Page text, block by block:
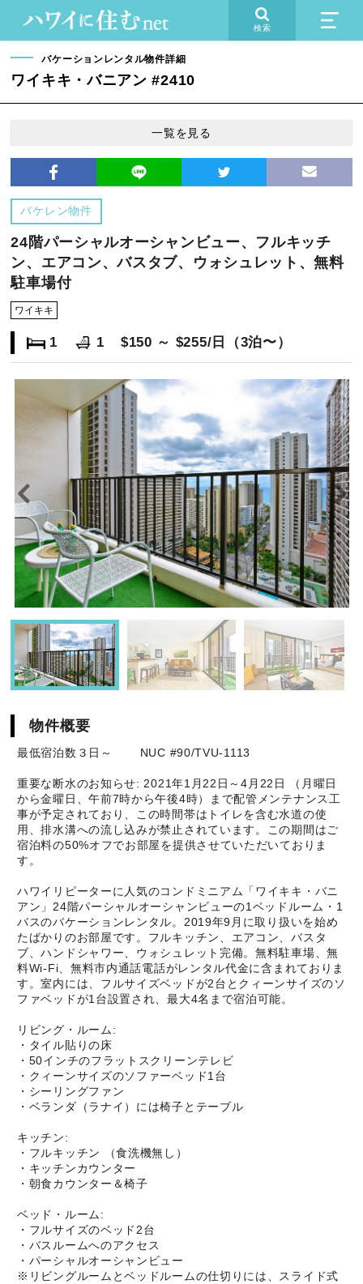
検索
バケーションレンタル物件詳細
ワイキキ・バニアン #2410
一覧を見る
バケレン物件
24階パーシャルオーシャンビュー、フルキッチ
ン、エアコン、バスタブ、ウォシュレット、無料
駐車場付
ワイキキ
1 1 $150 ～ $255/日（3泊〜）
物件概要
最低宿泊数３日～ NUC #90/TVU-1113
重要な断水のお知らせ: 2021年1月22日～4月22日 （月曜日
から金曜日、午前7時から午後4時）まで配管メンテナンス工
事が予定されており、この時間帯はトイレを含む水道の使
用、排水溝への流し込みが禁止されています。この期間はご
宿泊料の50%オフでお部屋を提供させていただいておりま
す。
ハワイリピーターに人気のコンドミニアム「ワイキキ・バニ
アン」24階パーシャルオーシャンビューの1ベッドルーム・1
バスのバケーションレンタル。2019年9月に取り扱いを始め
たばかりのお部屋です。フルキッチン、エアコン、バスタ
ブ、ハンドシャワー、ウォシュレット完備。無料駐車場、無
料Wi-Fi、無料市内通話電話がレンタル代金に含まれておりま
す。室内には、フルサイズベッドが2台とクィーンサイズのソ
ファベッドが1台設置され、最大4名まで宿泊可能。
リビング・ルーム:
・タイル貼りの床
・50インチのフラットスクリーンテレビ
・クィーンサイズのソファーベッド1台
・シーリングファン
・ベランダ（ラナイ）には椅子とテーブル
キッチン:
・フルキッチン （食洗機無し）
・キッチンカウンター
・朝食カウンター＆椅子
ベッド・ルーム:
・フルサイズのベッド2台
・バスルームへのアクセス
・パーシャルオーシャンビュー
※リビングルームとベッドルームの仕切りには、スライド式